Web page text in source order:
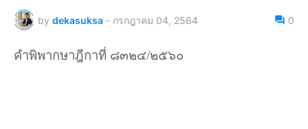
by dekasuksa - กรกฎาคม 04, 2564 0
คำพิพากษาฎีกาที่ ๘๓๒๔/๒๕๖๐